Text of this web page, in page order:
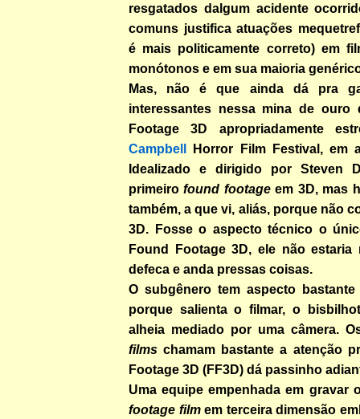
resgatados dalgum acidente
comuns justifica atuações
é mais politicamente correto) em
monótonos e em sua maioria
Mas, não é que ainda dá pra
interessantes nessa mina de ouro
Footage 3D apropriadamente
Campbell Horror Film Festival, em
Idealizado e dirigido por Steven
primeirofound footageem 3D, mas
também, a que vi, aliás, porque não
3D. Fosse o aspecto técnico o
Found Footage 3D, ele não estaria
defeca e anda pressas coisas.
O subgênero tem aspecto bastante
porque salienta o filmar, o
alheia mediado por uma câmera.
filmschamam bastante a atenção
Footage 3D (FF3D) dá passinho
Uma equipe empenhada em gravar
footage filmem terceira dimensão